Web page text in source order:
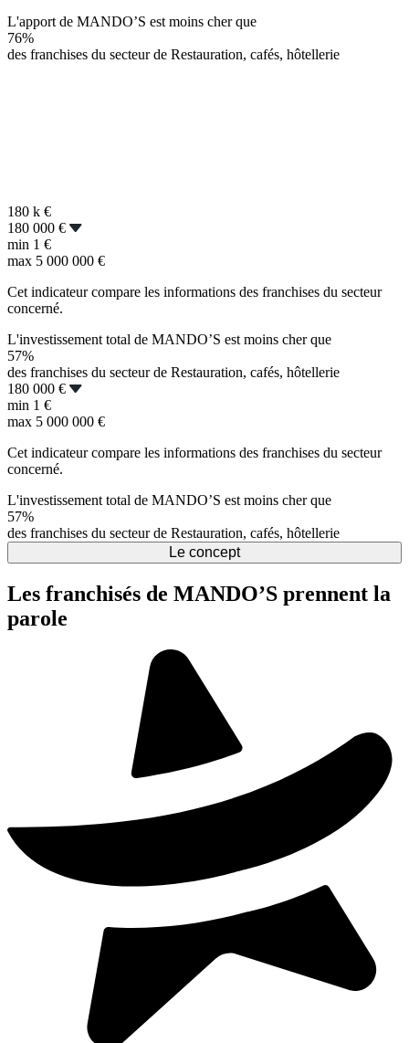
L'apport de MANDO’S est moins cher que
76%
des franchises du secteur de Restauration, cafés, hôtellerie
180 k €
180 000 €
min 1 €
max 5 000 000 €
Cet indicateur compare les informations des franchises du secteur
concerné.
L'investissement total de MANDO’S est moins cher que
57%
des franchises du secteur de Restauration, cafés, hôtellerie
180 000 €
min 1 €
max 5 000 000 €
Cet indicateur compare les informations des franchises du secteur
concerné.
L'investissement total de MANDO’S est moins cher que
57%
des franchises du secteur de Restauration, cafés, hôtellerie
Le concept
Les franchisés de MANDO’S prennent la
parole